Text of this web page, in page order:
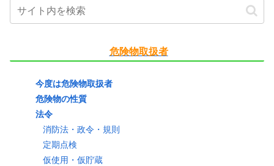
危険物取扱者
今度は危険物取扱者
危険物の性質
法令
消防法・政令・規則
定期点検
仮使用・仮貯蔵